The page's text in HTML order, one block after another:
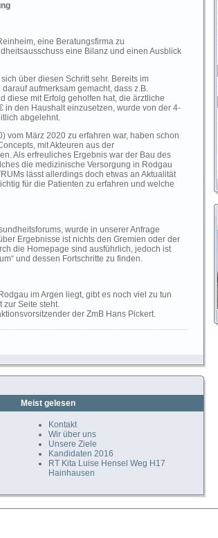
eine Beratungsfirma zu
eine Bilanz und einen Ausblick
über diesen Schritt sehr. Bereits im
aufmerksam gemacht, dass z.B.
diese mit Erfolg geholfen hat, die ärztliche
in den Haushalt einzusetzen, wurde von der 4-
abgelehnt.
vom März 2020 zu erfahren war, haben schon
mit Akteuren aus der
Als erfreuliches Ergebnis war der Bau des
die medizinische Versorgung in Rodgau
lässt allerdings doch etwas an Aktualität
für die Patienten zu erfahren und welche
wurde in unserer Anfrage
Ergebnisse ist nichts den Gremien oder der
die Homepage sind ausführlich, jedoch ist
und dessen Fortschritte zu finden.
im Argen liegt, gibt es noch viel zu tun
zur Seite steht.
der ZmB Hans Pickert.
Meist gelesen
Kontakt
Wir über uns
Unsere Ziele
Kandidaten 2016
RT Kita Luise Hensel Weg H17
Hainhausen